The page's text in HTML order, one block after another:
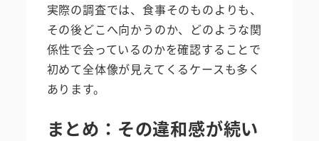
実際の調査では、食事そのものよりも、
その後どこへ向かうのか、どのような関
係性で会っているのかを確認することで
初めて全体像が見えてくるケースも多く
あります。
まとめ：その違和感が続い